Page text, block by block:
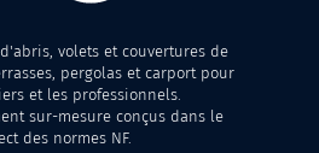
volets et couvertures de
pergolas et carport pour
et les professionnels.
sur-mesure conçus dans le
des normes NF.